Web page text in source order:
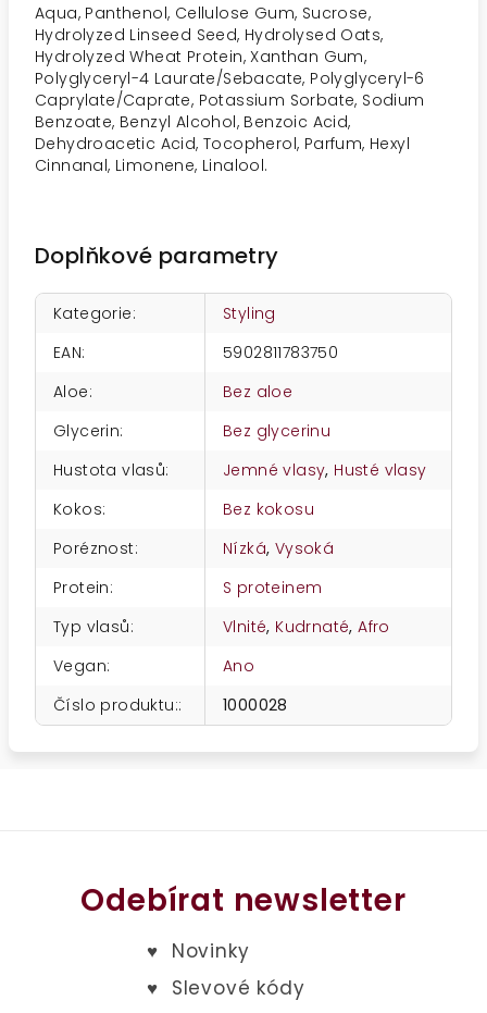
Aqua, Panthenol, Cellulose Gum, Sucrose,
Hydrolyzed Linseed Seed, Hydrolysed Oats,
Hydrolyzed Wheat Protein, Xanthan Gum,
Polyglyceryl-4 Laurate/Sebacate, Polyglyceryl-6
Caprylate/Caprate, Potassium Sorbate, Sodium
Benzoate, Benzyl Alcohol, Benzoic Acid,
Dehydroacetic Acid, Tocopherol, Parfum, Hexyl
Cinnanal, Limonene, Linalool.
Doplňkové parametry
Kategorie:
Styling
EAN:
5902811783750
Aloe:
Bez aloe
Glycerin:
Bez glycerinu
Hustota vlasů: Jemné vlasy, Husté vlasy
Kokos:
Bez kokosu
Poréznost: Nízká, Vysoká
Protein:
S proteinem
Typ vlasů: Vlnité, Kudrnaté,Afro
Vegan:
Ano
Číslo produktu:: 1000028
Odebírat newsletter